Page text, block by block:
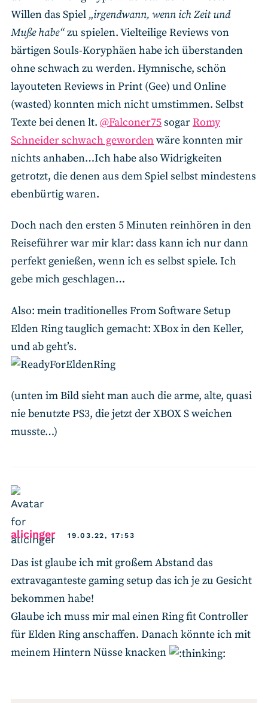
Willen das Spiel „irgendwann, wenn ich Zeit und
Muße habe“zu spielen. Vielteilige Reviews von
bärtigen Souls-Koryphäen habe ich überstanden
ohne schwach zu werden. Hymnische, schön
layouteten Reviews in Print (Gee) und Online
(wasted) konnten mich nicht umstimmen. Selbst
Texte bei denen lt. @Falconer75sogarRomy
Schneider schwach gewordenwäre konnten mir
nichts anhaben…Ich habe also Widrigkeiten
getrotzt, die denen aus dem Spiel selbst mindestens
ebenbürtig waren.
Doch nach den ersten 5 Minuten reinhören in den
Reiseführer war mir klar: dass kann ich nur dann
perfekt genießen, wenn ich es selbst spiele. Ich
gebe mich geschlagen…
Also: mein traditionelles From Software Setup
Elden Ring tauglich gemacht: XBox in den Keller,
und ab geht’s.
(unten im Bild sieht man auch die arme, alte, quasi
nie benutzte PS3, die jetzt der XBOX S weichen
musste…)
alicingersays:19.03.22, 17:53
Das ist glaube ich mit großem Abstand das
extravaganteste gaming setup das ich je zu Gesicht
bekommen habe!
Glaube ich muss mir mal einen Ring fit Controller
für Elden Ring anschaffen. Danach könnte ich mit
meinem Hintern Nüsse knacken